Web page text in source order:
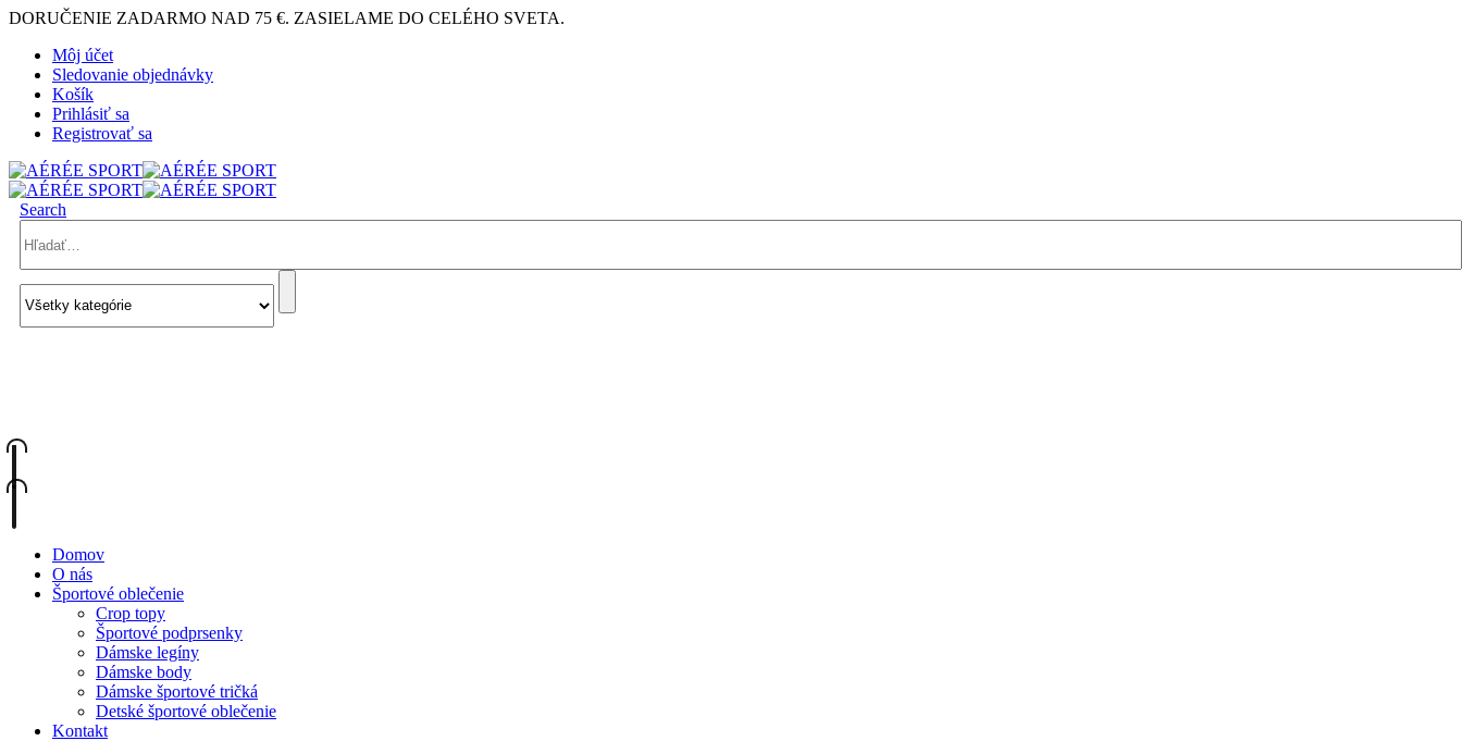
DORUČENIE ZADARMO NAD 75 €. ZASIELAME DO CELÉHO SVETA.
Môj účet
Sledovanie objednávky
Košík
Prihlásiť sa
Registrovať sa
Search
Domov
O nás
Športové oblečenie
Crop topy
Športové podprsenky
Dámske legíny
Dámske body
Dámske športové tričká
Detské športové oblečenie
Kontakt